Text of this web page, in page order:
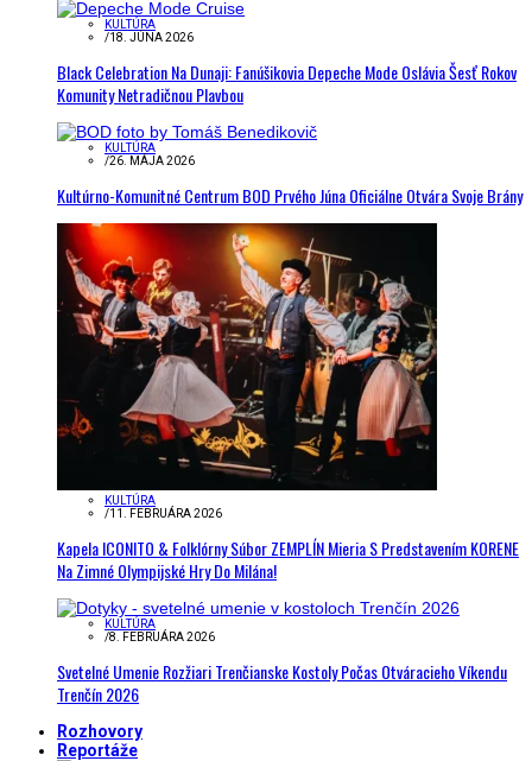
KULTÚRA
/18. JÚNA 2026
Black Celebration Na Dunaji: Fanúšikovia Depeche Mode Oslávia Šesť Rokov
Komunity Netradičnou Plavbou
KULTÚRA
/26. MÁJA 2026
Kultúrno-Komunitné Centrum BOD Prvého Júna Oficiálne Otvára Svoje Brány
KULTÚRA
/11. FEBRUÁRA 2026
Kapela ICONITO & Folklórny Súbor ZEMPLÍN Mieria S Predstavením KORENE
Na Zimné Olympijské Hry Do Milána!
KULTÚRA
/8. FEBRUÁRA 2026
Svetelné Umenie Rozžiari Trenčianske Kostoly Počas Otváracieho Víkendu
Trenčín 2026
Rozhovory
Reportáže